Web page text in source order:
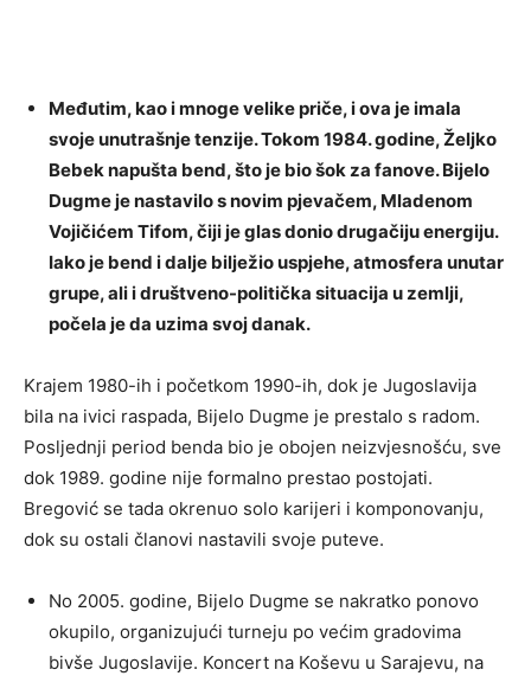
Međutim, kao i mnoge velike priče, i ova je imala
svoje unutrašnje tenzije. Tokom 1984. godine, Željko
Bebek napušta bend, što je bio šok za fanove. Bijelo
Dugme je nastavilo s novim pjevačem, Mladenom
Vojičićem Tifom, čiji je glas donio drugačiju energiju.
Iako je bend i dalje bilježio uspjehe, atmosfera unutar
grupe, ali i društveno-politička situacija u zemlji,
počela je da uzima svoj danak.
Krajem 1980-ih i početkom 1990-ih, dok je Jugoslavija
bila na ivici raspada, Bijelo Dugme je prestalo s radom.
Posljednji period benda bio je obojen neizvjesnošću, sve
dok 1989. godine nije formalno prestao postojati.
Bregović se tada okrenuo solo karijeri i komponovanju,
dok su ostali članovi nastavili svoje puteve.
No 2005. godine, Bijelo Dugme se nakratko ponovo
okupilo, organizujući turneju po većim gradovima
bivše Jugoslavije. Koncert na Koševu u Sarajevu, na